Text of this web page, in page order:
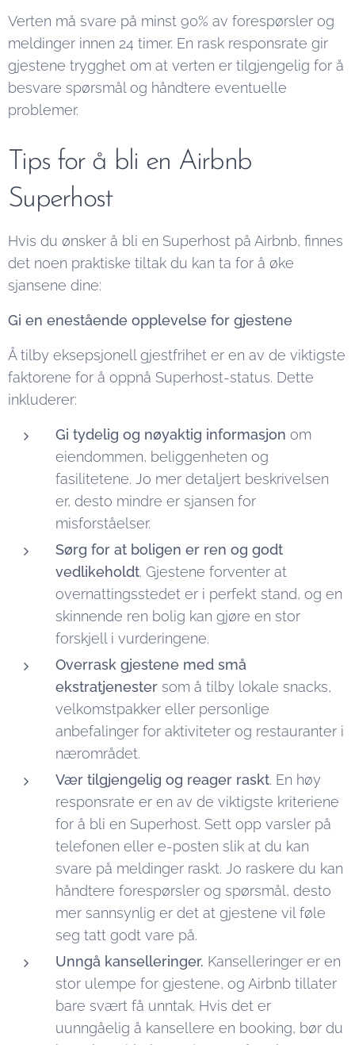
Verten må svare på minst 90% av forespørsler og
meldinger innen 24 timer. En rask responsrate gir
gjestene trygghet om at verten er tilgjengelig for å
besvare spørsmål og håndtere eventuelle
problemer.
Tips for å bli en Airbnb
Superhost
Hvis du ønsker å bli en Superhost på Airbnb, finnes
det noen praktiske tiltak du kan ta for å øke
sjansene dine:
Gi en enestående opplevelse for gjestene
Å tilby eksepsjonell gjestfrihet er en av de viktigste
faktorene for å oppnå Superhost-status. Dette
inkluderer:
Gi tydelig og nøyaktig informasjon om
eiendommen, beliggenheten og
fasilitetene. Jo mer detaljert beskrivelsen
er, desto mindre er sjansen for
misforståelser.
Sørg for at boligen er ren og godt
vedlikeholdt. Gjestene forventer at
overnattingsstedet er i perfekt stand, og en
skinnende ren bolig kan gjøre en stor
forskjell i vurderingene.
Overrask gjestene med små
ekstratjenester som å tilby lokale snacks,
velkomstpakker eller personlige
anbefalinger for aktiviteter og restauranter i
nærområdet.
Vær tilgjengelig og reager raskt. En høy
responsrate er en av de viktigste kriteriene
for å bli en Superhost. Sett opp varsler på
telefonen eller e-posten slik at du kan
svare på meldinger raskt. Jo raskere du kan
håndtere forespørsler og spørsmål, desto
mer sannsynlig er det at gjestene vil føle
seg tatt godt vare på.
Unngå kanselleringer. Kanselleringer er en
stor ulempe for gjestene, og Airbnb tillater
bare svært få unntak. Hvis det er
uunngåelig å kansellere en booking, bør du